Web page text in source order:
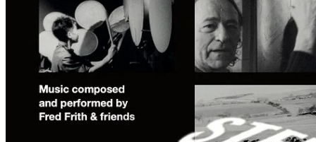
O
M
A
N
Ü
B
E
R